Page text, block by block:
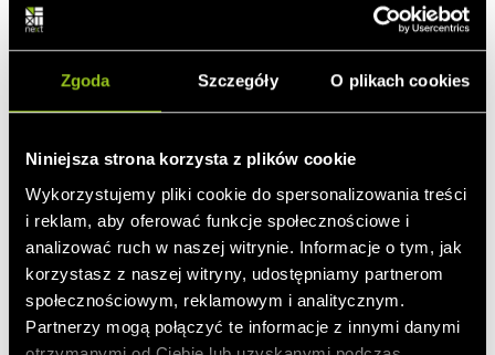
Zgoda Szczegóły O plikach cookies
Niniejsza strona korzysta z plików cookie
Wykorzystujemy pliki cookie do spersonalizowania treści
i reklam, aby oferować funkcje społecznościowe i
analizować ruch w naszej witrynie. Informacje o tym, jak
korzystasz z naszej witryny, udostępniamy partnerom
społecznościowym, reklamowym i analitycznym.
Partnerzy mogą połączyć te informacje z innymi danymi
dostawę rezerwy wtórnej po dokonaniu prekwalifikacji
Dowiedz się więcej
Cena za wytwarzanie i cena za aktywację